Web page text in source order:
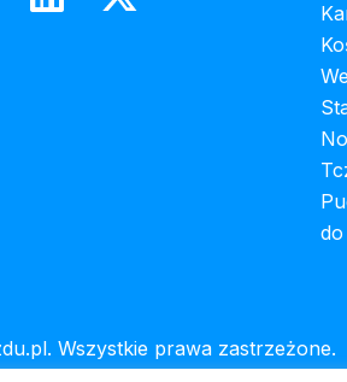
Wszystkie prawa zastrzeżone.